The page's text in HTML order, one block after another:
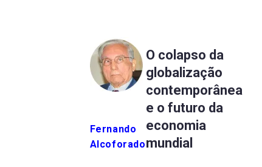
Fernando
Alcoforado
O colapso da
globalização
contemporânea
e o futuro da
economia
mundial